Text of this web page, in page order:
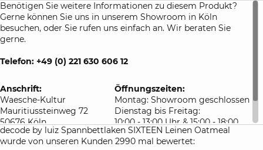
Benötigen Sie weitere Informationen zu diesem Produkt?
Gerne können Sie uns in unserem Showroom in Köln
besuchen, oder Sie rufen uns einfach an. Wir beraten Sie
gerne.
Telefon: +49 (0) 221 630 606 12
Anschrift:
Waesche-Kultur
Mauritiussteinweg 72
50676 Köln
Deutschland
Öffnungszeiten:
Montag: Showroom geschlossen
Dienstag bis Freitag:
10:00 - 13:00 Uhr & 15:00 - 18:00
Uhr
Samstag: 10:00 - 16:00 Uhr
decode by luiz Spannbettlaken SIXTEEN Leinen Oatmeal
wurde von unseren Kunden 2990 mal bewertet: